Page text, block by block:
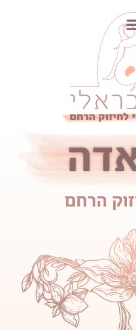
הרחם